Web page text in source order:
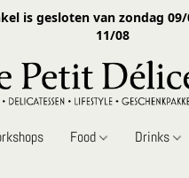
is gesloten van zondag
11/08
Food Drinks